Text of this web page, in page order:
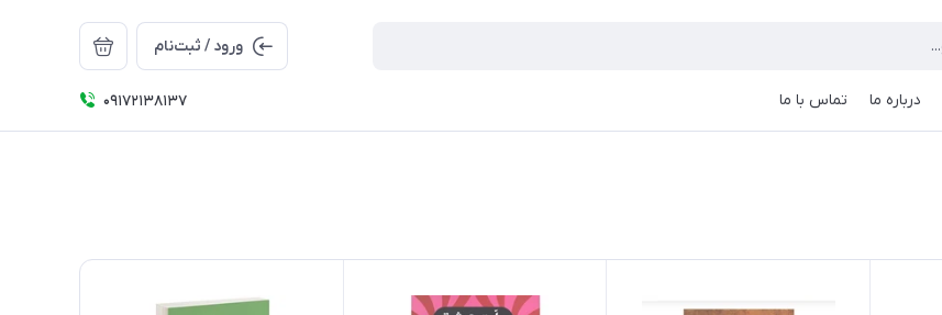
ورود / ثبت‌نام
درباره ما تماس با ما 09172138137